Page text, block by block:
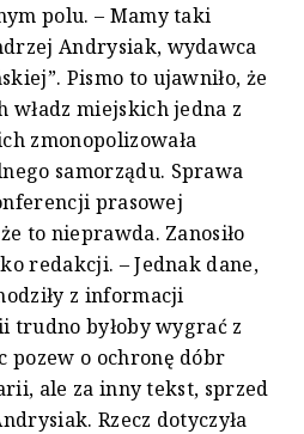
polu. – Mamy taki
Andrysiak, wydawca
Pismo to ujawniło, że
władz miejskich jedna z
zmonopolizowała
samorządu. Sprawa
prasowej
to nieprawda. Zanosiło
redakcji. – Jednak dane,
z informacji
trudno byłoby wygrać z
pozew o ochronę dóbr
ale za inny tekst, sprzed
Rzecz dotyczyła